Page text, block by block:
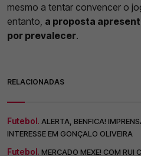
mesmo a tentar convencer o
entanto, a proposta
por prevalecer.
RELACIONADAS
Futebol. ALERTA, BENFICA!
INTERESSE EM GONÇALO OLIVEIRA
Futebol. MERCADO MEXE! COM RUI